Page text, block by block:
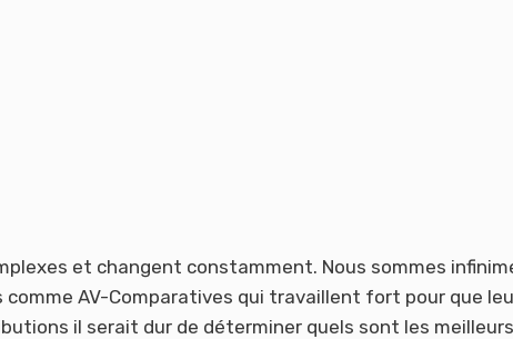
et changent constamment. Nous sommes
AV-Comparatives qui travaillent fort pour que
il serait dur de déterminer quels sont les meilleurs